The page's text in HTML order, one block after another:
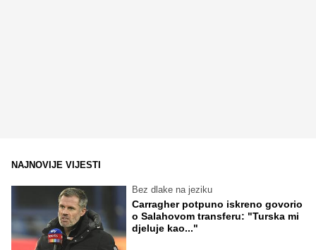
NAJNOVIJE VIJESTI
Bez dlake na jeziku
Carragher potpuno iskreno govorio
o Salahovom transferu: "Turska mi
djeluje kao..."